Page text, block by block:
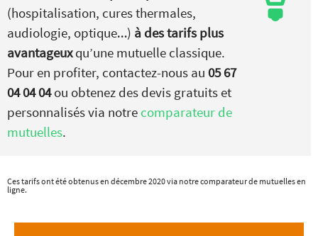
(hospitalisation, cures thermales,
audiologie, optique…) à des tarifs plus
avantageuxqu’une mutuelle classique.
Pour en profiter, contactez-nous au 05 67
04 04 04ou obtenez des devis gratuits et
personnalisés via notre comparateur de
mutuelles.
Ces tarifs ont été obtenus en décembre 2020 via notre comparateur de mutuelles en
ligne.